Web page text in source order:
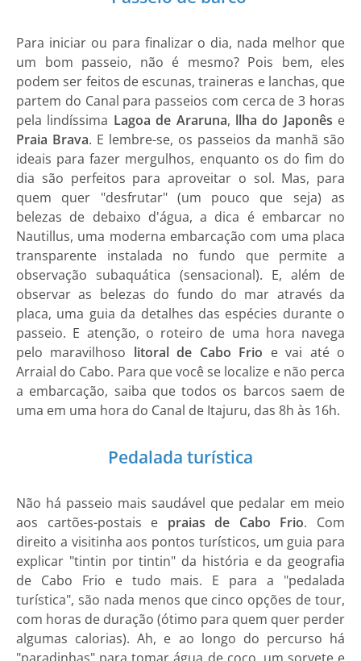
Para iniciar ou para finalizar o dia, nada melhor que
um bom passeio, não é mesmo? Pois bem, eles
podem ser feitos de escunas, traineras e lanchas, que
partem do Canal para passeios com cerca de 3 horas
pela lindíssima Lagoa de Araruna, llha do Japonês e
Praia Brava. E lembre-se, os passeios da manhã são
ideais para fazer mergulhos, enquanto os do fim do
dia são perfeitos para aproveitar o sol. Mas, para
quem quer "desfrutar" (um pouco que seja) as
belezas de debaixo d'água, a dica é embarcar no
Nautillus, uma moderna embarcação com uma placa
transparente instalada no fundo que permite a
observação subaquática (sensacional). E, além de
observar as belezas do fundo do mar através da
placa, uma guia da detalhes das espécies durante o
passeio. E atenção, o roteiro de uma hora navega
pelo maravilhoso litoral de Cabo Frio e vai até o
Arraial do Cabo. Para que você se localize e não perca
a embarcação, saiba que todos os barcos saem de
uma em uma hora do Canal de Itajuru, das 8h às 16h.
Pedalada turística
Não há passeio mais saudável que pedalar em meio
aos cartões-postais e praias de Cabo Frio. Com
direito a visitinha aos pontos turísticos, um guia para
explicar "tintin por tintin" da história e da geografia
de Cabo Frio e tudo mais. E para a "pedalada
turística", são nada menos que cinco opções de tour,
com horas de duração (ótimo para quem quer perder
algumas calorias). Ah, e ao longo do percurso há